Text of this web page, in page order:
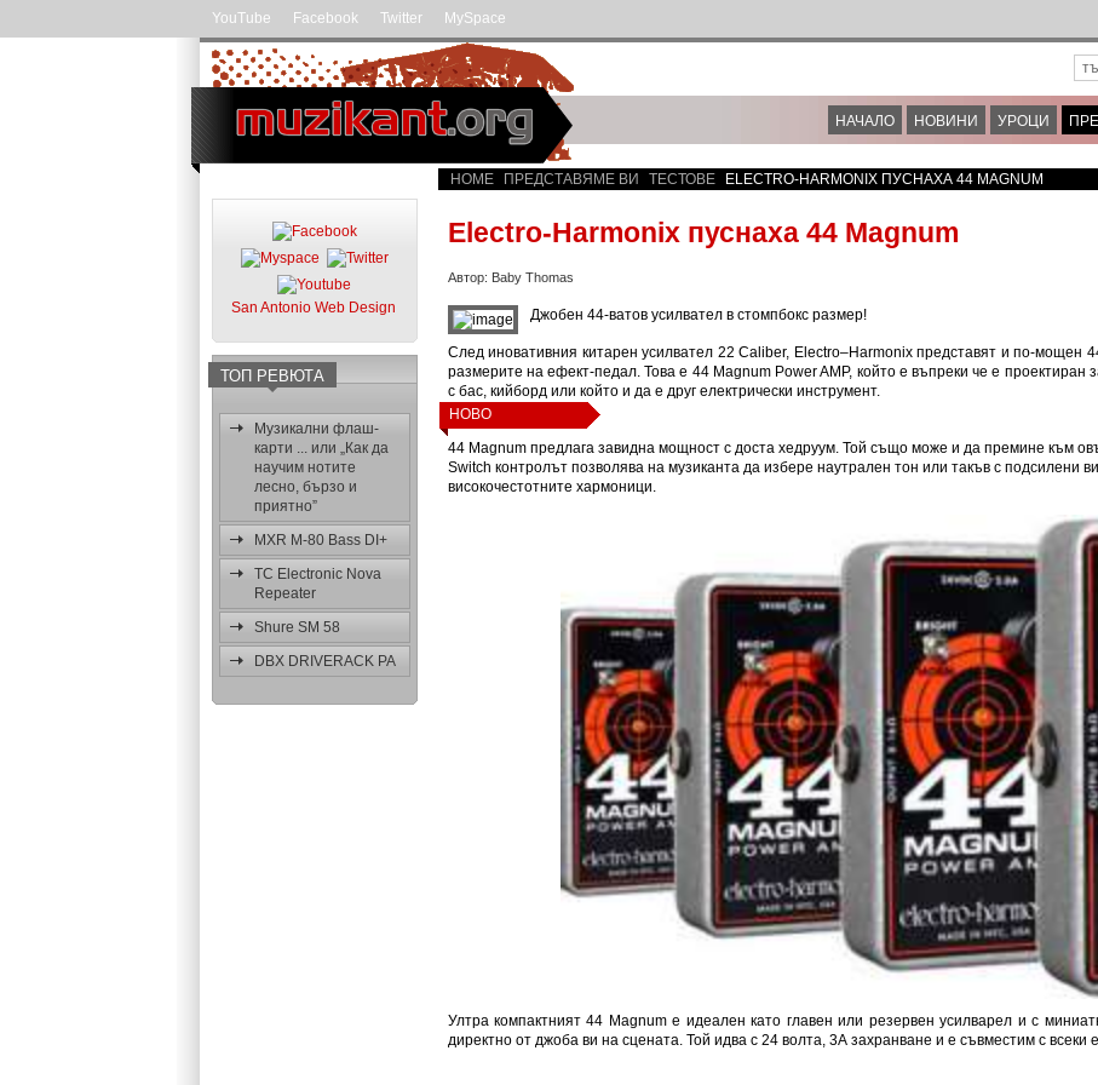
YouTube Facebook Twitter MySpace
НАЧАЛО НОВИНИ УРОЦИ
San Antonio Web Design
ТОП РЕВЮТА
Музикални флаш-
карти ... или „Как да
научим нотите
лесно, бързо и
приятно”
MXR M-80 Bass DI+
TC Electronic Nova
Repeater
Shure SM 58
DBX DRIVERACK PA
HOME ПРЕДСТАВЯМЕ ВИ ТЕСТОВЕ ELECTRO-HARMONIX ПУСНАХА 44 MAGNUM
Electro-Harmonix пуснаха 44 Magnum
Автор: Baby Thomas
НОВО
Джобен 44-ватов усилвател в стомпбокс размер!
След иновативния китарен усилвател 22 Caliber, Electro–Harmonix представят и по-мощен
размерите на ефект-педал. Това е 44 Magnum Power AMP, който е въпреки че е проектиран
с бас, кийборд или който и да е друг електрически инструмент.
44 Magnum предлага завидна мощност с доста хедруум. Той също може и да премине към
Switch контролът позволява на музиканта да избере наутрален тон или такъв с подсилени
високочестотните хармоници.
Ултра компактният 44 Magnum е идеален като главен или резервен усилварел и с
директно от джоба ви на сцената. Той идва с 24 волта, 3А захранване и е съвместим с